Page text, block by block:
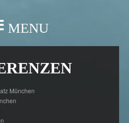
MENU
München